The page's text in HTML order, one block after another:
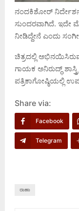
ನಂದಕಿಶೋರ್
ಸುಂದರವಾಗಿದೆ. ಇದೇ
ನೀಡಿದ್ದೇನೆ ಎಂದು
ಚಿತ್ರದಲ್ಲಿ
ಗಾಯಕ ಅನಿರುದ್ಧ್
ಪತ್ರಿಕಾಗೋಷ್ಠಿಯಲ್ಲಿ
Share via:
Facebook
Telegram
ರಾಣಾ